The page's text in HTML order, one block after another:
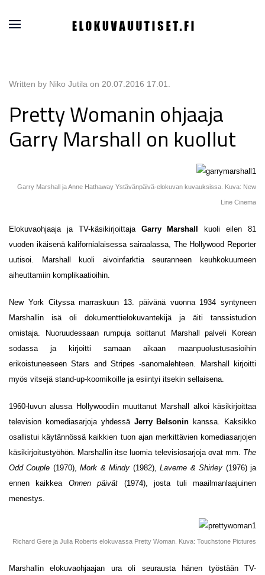
Written by Niko Jutila on 20.07.2016 17.01
Pretty Womanin ohjaaja
Garry Marshall on kuollut
Garry Marshall ja Anne Hathaway Ystävänpäivä-elokuvan kuvauksissa. Kuva: New
Line Cinema
Elokuvaohjaaja ja TV-käsikirjoittaja Garry Marshallkuoli eilen 81
vuoden ikäisenä kalifornialaisessa sairaalassa, The Hollywood Reporter
uutisoi. Marshall kuoli aivoinfarktia seuranneen keuhkokuumeen
aiheuttamiin komplikaatioihin.
New York Cityssa marraskuun 13. päivänä vuonna 1934 syntyneen
Marshallin isä oli dokumenttielokuvantekijä ja äiti tanssistudion
omistaja. Nuoruudessaan rumpuja soittanut Marshall palveli Korean
sodassa ja kirjoitti samaan aikaan maanpuolustusasioihin
erikoistuneeseen Stars and Stripes -sanomalehteen. Marshall kirjoitti
myös vitsejä stand-up-koomikoille ja esiintyi itsekin sellaisena.
1960-luvun alussa Hollywoodiin muuttanut Marshall alkoi käsikirjoittaa
television komediasarjoja yhdessä Jerry Belsoninkanssa. Kaksikko
osallistui käytännössä kaikkien tuon ajan merkittävien komediasarjojen
käsikirjoitustyöhön. Marshallin itse luomia televisiosarjoja ovat mm. The
Odd Couple (1970),Mork & Mindy (1982),Laverne & Shirley (1976) ja
ennen kaikkea Onnen päivät (1974), josta tuli maailmanlaajuinen
menestys.
Richard Gere ja Julia Roberts elokuvassa Pretty Woman. Kuva: Touchstone Pictures
Marshallin elokuvaohjaajan ura oli seurausta hänen työstään TV-